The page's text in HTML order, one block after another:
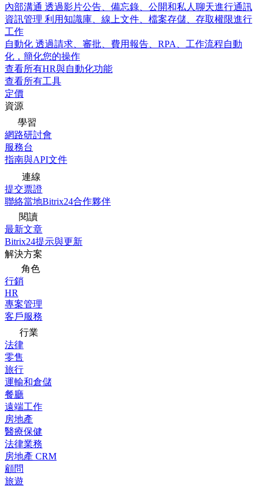
內部溝通 透過影片公告、備忘錄、公開和私人聊天進行通訊
資訊管理 利用知識庫、線上文件、檔案存儲、存取權限進行
工作
自動化 透過請求、審批、費用報告、RPA、工作流程自動
化，簡化您的操作
查看所有HR與自動化功能
查看所有工具
定價
資源
學習
網路研討會
服務台
指南與API文件
連線
提交票證
聯絡當地Bitrix24合作夥伴
閱讀
最新文章
Bitrix24提示與更新
解決方案
角色
行銷
HR
專案管理
客戶服務
行業
法律
零售
旅行
運輸和倉儲
餐廳
遠端工作
房地產
醫療保健
法律業務
房地產 CRM
顧問
旅遊